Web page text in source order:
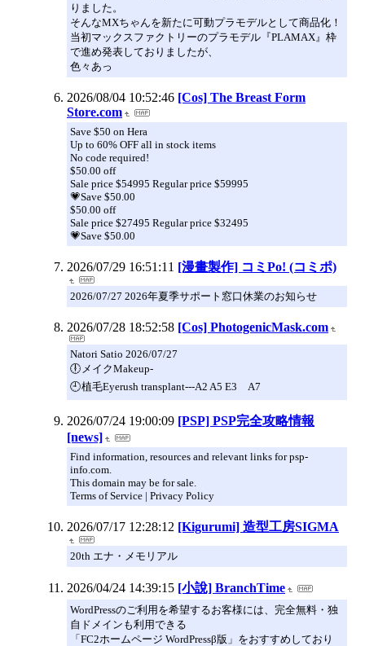
りました。
そんなMXちゃんを新たに可動プラモデルとして商品化！
当初マックスファクトリーのプラモデル『PLAMAX』枠
で進め発表しておりましたが、
色々あっ
2026/08/04 10:52:46 [Cos] The Breast Form
Store.com
Save $50 on Hera
Up to 60% OFF all in stock items
No code required!
$50.00 off
Sale price $54995 Regular price $59995
💗Save $50.00
$50.00 off
Sale price $27495 Regular price $32495
💗Save $50.00
2026/07/29 16:51:11 [漫畫製作] コミPo! (コミポ)
2026/07/27 2026年夏季サポート窓口休業のお知らせ
2026/07/28 18:52:58 [Cos] PhotogenicMask.com
Natori Satio 2026/07/27
🕕メイクMakeup-
🕘植毛Eyerush transplant---A2 A5 E3 A7
2026/07/24 19:00:09 [PSP] PSP完全攻略情報
[news]
Find information, resources and relevant links for psp-
info.com.
This domain may be for sale.
Terms of Service | Privacy Policy
2026/07/17 12:28:12 [Kigurumi] 造型工房SIGMA
20th エナ・メモリアル
2026/04/24 14:39:15 [小說] BranchTime
WordPressのご利用を希望するお客様には、完全無料・独
自ドメインも利用できる
「FC2ホームページ WordPressβ版」をおすすめしており